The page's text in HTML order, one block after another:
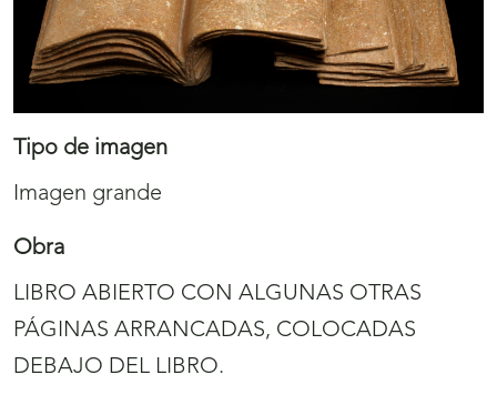
Tipo de imagen
Imagen grande
Obra
LIBRO ABIERTO CON ALGUNAS OTRAS
PÁGINAS ARRANCADAS, COLOCADAS
DEBAJO DEL LIBRO.